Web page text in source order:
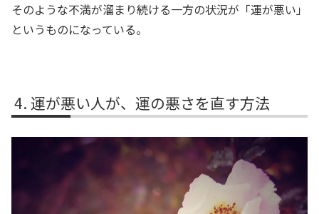
そのような不満が溜まり続ける一方の状況が「運が悪い」
というものになっている。
運が悪い人が、運の悪さを直す方法